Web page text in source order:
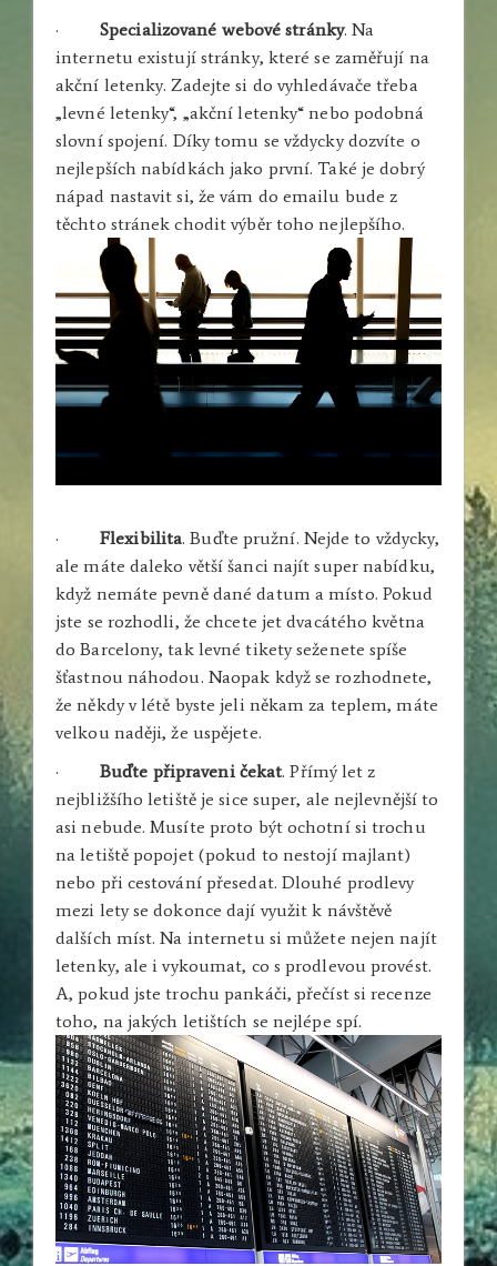
· Specializované webové stránky. Na
internetu existují stránky, které se zaměřují na
akční letenky. Zadejte si do vyhledávače třeba
„levné letenky“, „akční letenky“ nebo podobná
slovní spojení. Díky tomu se vždycky dozvíte o
nejlepších nabídkách jako první. Také je dobrý
nápad nastavit si, že vám do emailu bude z
těchto stránek chodit výběr toho nejlepšího.
· Flexibilita. Buďte pružní. Nejde to vždycky,
ale máte daleko větší šanci najít super nabídku,
když nemáte pevně dané datum a místo. Pokud
jste se rozhodli, že chcete jet dvacátého května
do Barcelony, tak levné tikety seženete spíše
šťastnou náhodou. Naopak když se rozhodnete,
že někdy v létě byste jeli někam za teplem, máte
velkou naději, že uspějete.
·
Buďte připraveni čekat. Přímý let z
nejbližšího letiště je sice super, ale nejlevnější to
asi nebude. Musíte proto být ochotní si trochu
na letiště popojet (pokud to nestojí majlant)
nebo při cestování přesedat. Dlouhé prodlevy
mezi lety se dokonce dají využit k návštěvě
dalších míst. Na internetu si můžete nejen najít
letenky, ale i vykoumat, co s prodlevou provést.
A, pokud jste trochu pankáči, přečíst si recenze
toho, na jakých letištích se nejlépe spí.